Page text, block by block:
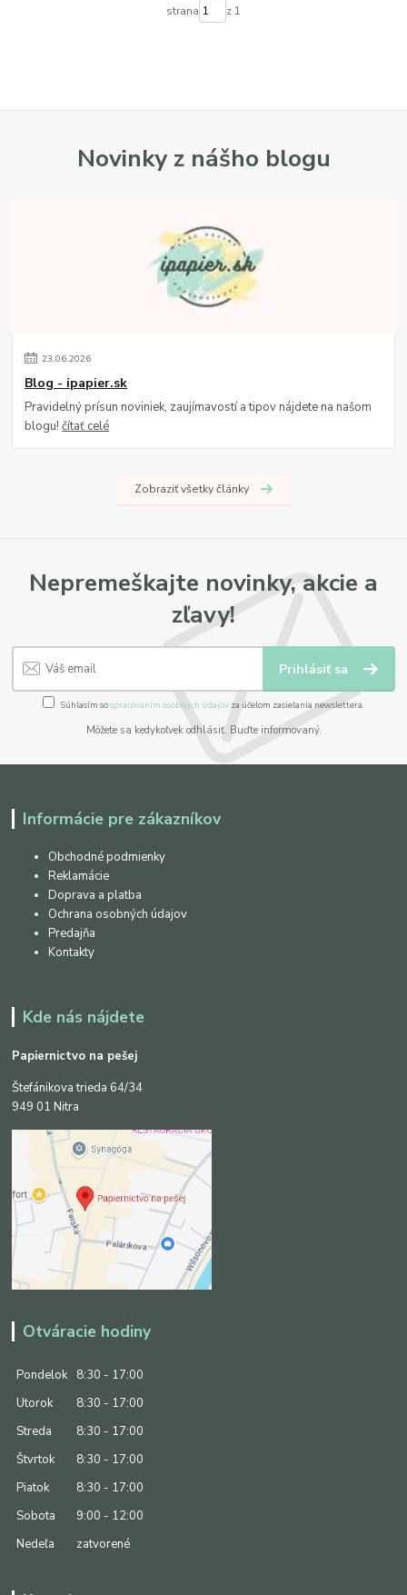
strana z 1
Novinky z nášho blogu
23.06.2026
Blog - ipapier.sk
Pravidelný prísun noviniek, zaujímavostí a tipov nájdete na našom
blogu!čítať celé
Zobraziť všetky články
Nepremeškajte novinky, akcie a
zľavy!
Prihlásiť sa
Súhlasím sospracovaním osobných údajov za účelom zasielania newslettera.
Môžete sa kedykoľvek odhlásiť. Buďte informovaný.
Informácie pre zákazníkov
Obchodné podmienky
Reklamácie
Doprava a platba
Ochrana osobných údajov
Predajňa
Kontakty
Kde nás nájdete
Papiernictvo na pešej
Štefánikova trieda 64/34
949 01 Nitra
Otváracie hodiny
Pondelok
8:30 - 17:00
Utorok
8:30 - 17:00
Streda
8:30 - 17:00
Štvrtok
8:30 - 17:00
Piatok
8:30 - 17:00
Sobota
9:00 - 12:00
Nedeľa
zatvorené